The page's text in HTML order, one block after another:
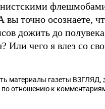
вы точно осознаете,
дожить до
Или чего я влез со
материалы газеты ВЗГЛЯД,
отношению к